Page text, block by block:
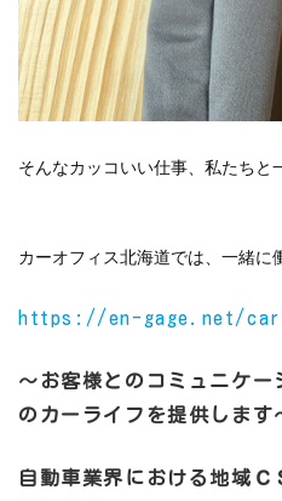
そんなカッコいい仕事、私たちと
カーオフィス北海道では、一緒に
https://en-gage.net/
～お客様とのコミュニケー
のカーライフを提供します
自動車業界における地域Ｃ